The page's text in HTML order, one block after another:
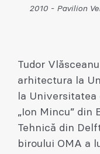
2010 - Pavilion
Tudor
arhitectura la
la
„Ion Mincu” din
Tehnică din
biroului OMA a